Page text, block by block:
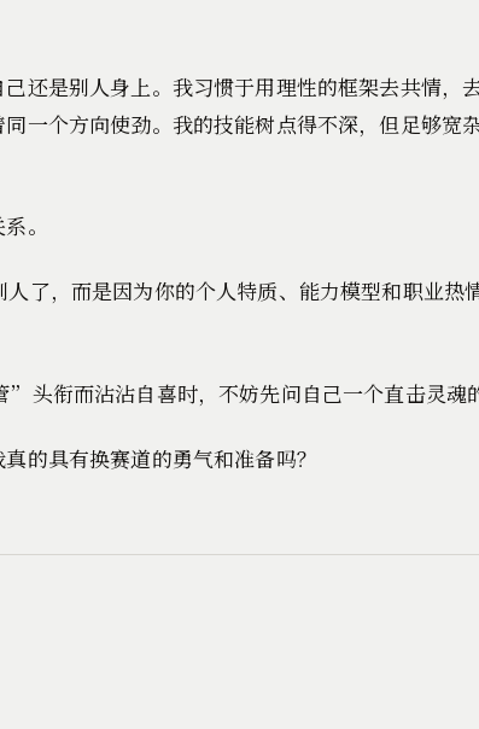
还是别人身上。我习惯于用理性的框架去共情，
一个方向使劲。我的技能树点得不深，但足够宽
。
了，而是因为你的个人特质、能力模型和职业
衔而沾沾自喜时，不妨先问自己一个直击灵魂的
的具有换赛道的勇气和准备吗？